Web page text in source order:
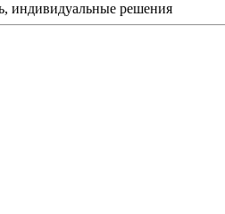
индивидуальные решения